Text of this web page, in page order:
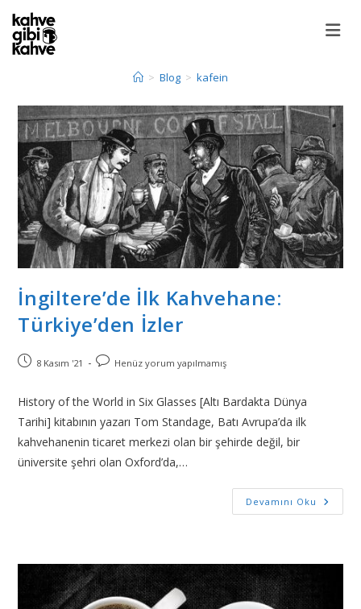
> Blog > kafein
İngiltere’de İlk Kahvehane:
Türkiye’den İzler
8 Kasım '21 Henüz yorum yapılmamış
History of the World in Six Glasses [Altı Bardakta Dünya
Tarihi] kitabının yazarı Tom Standage, Batı Avrupa’da ilk
kahvehanenin ticaret merkezi olan bir şehirde değil, bir
üniversite şehri olan Oxford’da,…
Devamını Oku